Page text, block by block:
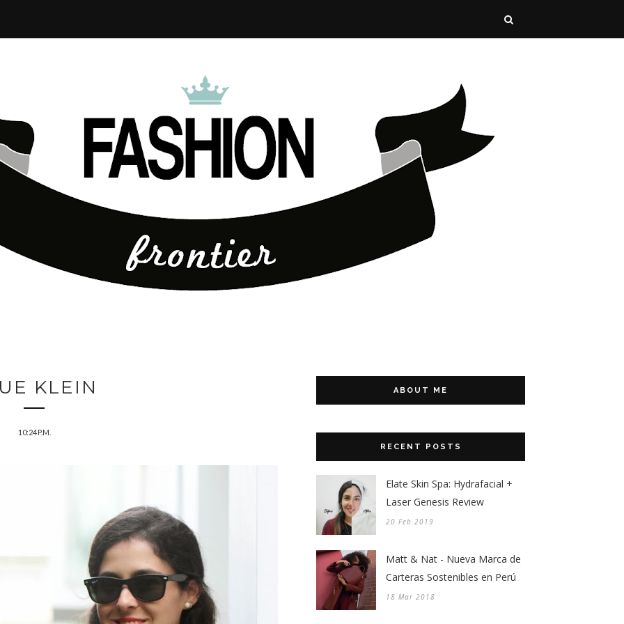
KLEIN
10:24 P.M.
ABOUT ME
RECENT POSTS
Elate Skin Spa: Hydrafacial +
Laser Genesis Review
20 Feb 2019
Matt & Nat - Nueva Marca de
Carteras Sostenibles en Perú
18 Mar 2018